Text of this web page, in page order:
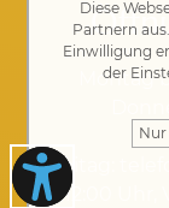
Montag
Freitag:
12:00 Uhr,
Diese
Partnern
Einwilligung
der